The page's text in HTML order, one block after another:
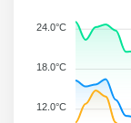
24.0°C
18.0°C
12.0°C